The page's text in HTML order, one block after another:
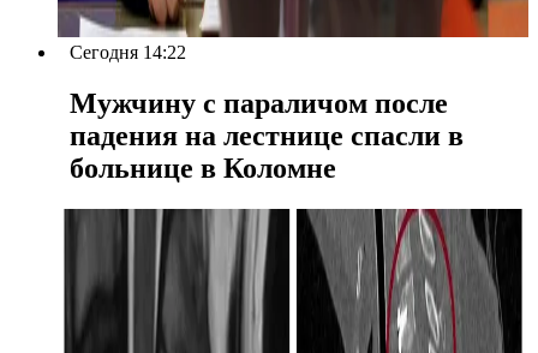
Сегодня 14:22
Мужчину с параличом после
падения на лестнице спасли в
больнице в Коломне